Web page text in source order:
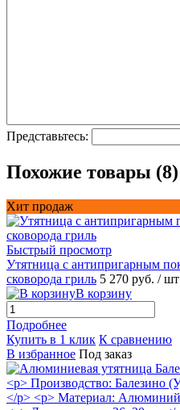
Представьтесь:
Похожие товары (8)
Хит продаж
Быстрый просмотр
Утятница с антипригарным
сковорода гриль 5 270 руб. / шт
В корзину
Подробнее
Купить в 1 клик К сравнению
В избранное Под заказ